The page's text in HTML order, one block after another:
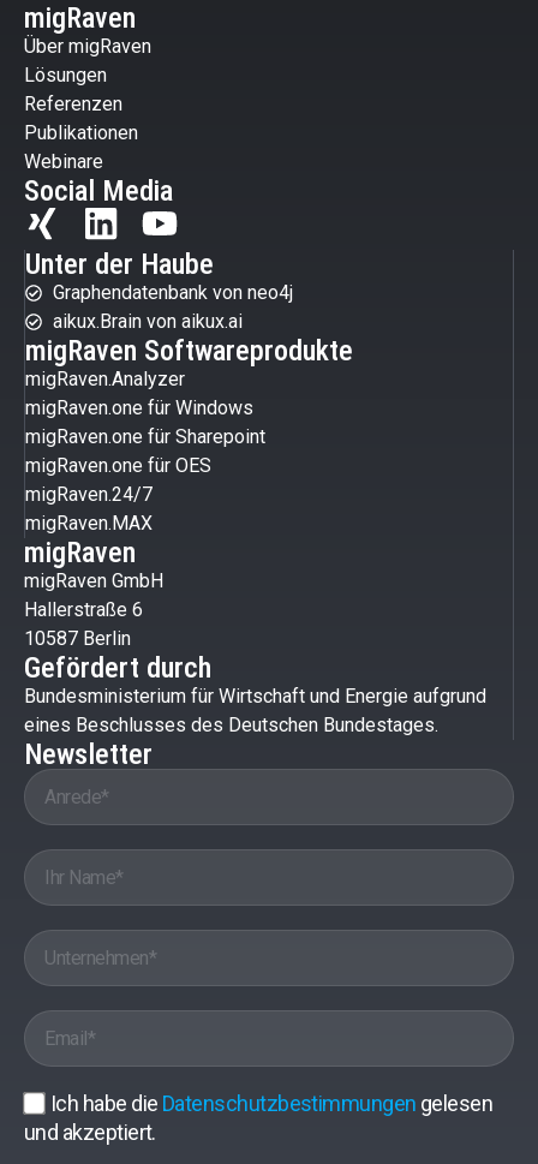
migRaven
Über migRaven
Lösungen
Referenzen
Publikationen
Webinare
Social Media
Unter der Haube
Graphendatenbank von neo4j
aikux.Brain von aikux.ai
migRaven Softwareprodukte
migRaven.Analyzer
migRaven.one für Windows
migRaven.one für Sharepoint
migRaven.one für OES
migRaven.24/7
migRaven.MAX
migRaven
migRaven GmbH
Hallerstraße 6
10587 Berlin
Gefördert durch
Bundesministerium für Wirtschaft und Energie aufgrund
eines Beschlusses des Deutschen Bundestages.
Newsletter
Ich habe die Datenschutzbestimmungen gelesen
und akzeptiert.